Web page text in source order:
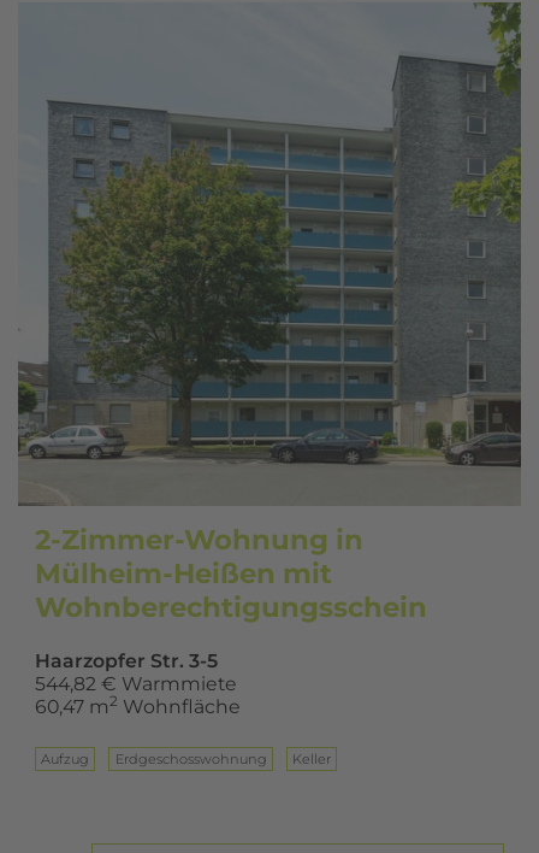
2-Zimmer-Wohnung in
Mülheim-Heißen mit
Wohnberechtigungsschein
Haarzopfer Str. 3-5
544,82 € Warmmiete
60,47 m2 Wohnfläche
Aufzug Erd­ge­schoss­woh­nung Keller